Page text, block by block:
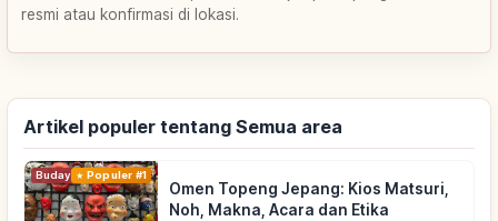
resmi atau konfirmasi di lokasi.
Artikel populer tentang Semua area
Budaya Tradisional
Populer #1
Omen Topeng Jepang: Kios Matsuri,
Noh, Makna, Acara dan Etika